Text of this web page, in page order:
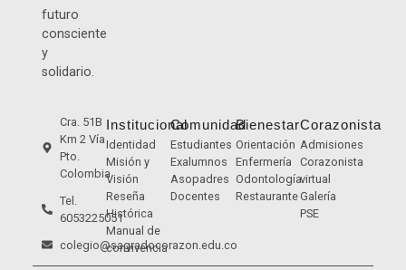
futuro
consciente
y
solidario.
Cra. 51B
Km 2 Vía
Pto.
Colombia
Tel.
6053225051
colegio@sagradocorazon.edu.co
Institucional
Identidad
Misión y
Visión
Reseña
Histórica
Manual de
convivencia
Comunidad
Estudiantes
Exalumnos
Asopadres
Docentes
Bienestar
Orientación
Enfermería
Odontología
Restaurante
Corazonista
Admisiones
Corazonista
virtual
Galería
PSE